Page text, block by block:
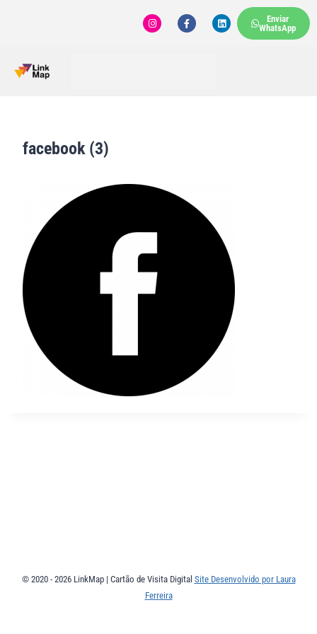
Enviar
WhatsApp
facebook (3)
© 2020 - 2026 LinkMap | Cartão de Visita Digital Site Desenvolvido por Laura
Ferreira